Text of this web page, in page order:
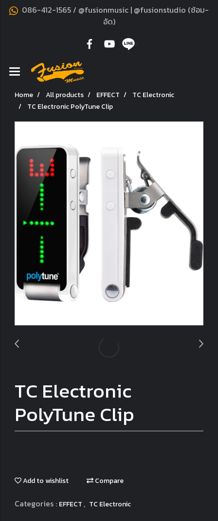
086-412-1565 / @fusionmusic | @fusionstudio (ซ้อม-
อัด)
Home All products EFFECT
TC Electronic
TC Electronic PolyTune Clip
TC Electronic
PolyTune Clip
Add to wishlist Compare
Categories : EFFECT , TC Electronic